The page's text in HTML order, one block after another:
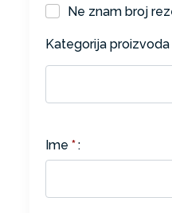
Ne znam broj
Kategorija proizvoda
Ime *: